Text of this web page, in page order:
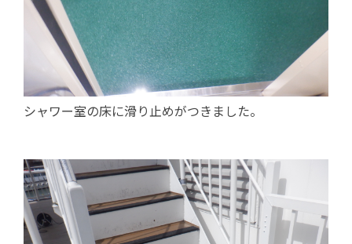
シャワー室の床に滑り止めがつきました。